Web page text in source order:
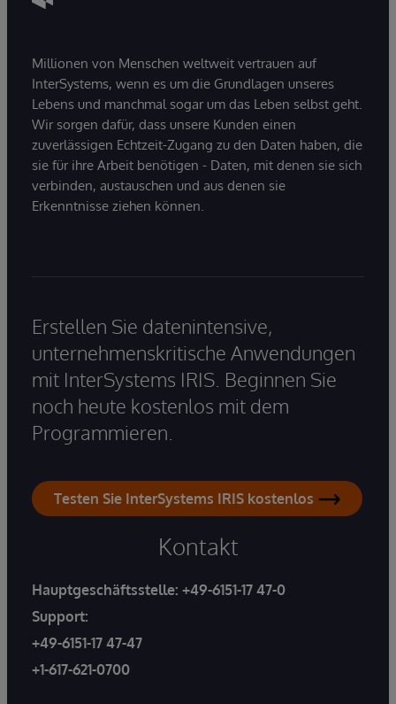
Millionen von Menschen weltweit vertrauen auf
InterSystems, wenn es um die Grundlagen unseres
Lebens und manchmal sogar um das Leben selbst geht.
Wir sorgen dafür, dass unsere Kunden einen
zuverlässigen Echtzeit-Zugang zu den Daten haben, die
sie für ihre Arbeit benötigen - Daten, mit denen sie sich
verbinden, austauschen und aus denen sie
Erkenntnisse ziehen können.
Erstellen Sie datenintensive,
unternehmenskritische Anwendungen
mit InterSystems IRIS. Beginnen Sie
noch heute kostenlos mit dem
Programmieren.
Testen Sie InterSystems IRIS kostenlos
Kontakt
Hauptgeschäftsstelle: +49-6151-17 47-0
Support:
+49-6151-17 47-47
+1-617-621-0700